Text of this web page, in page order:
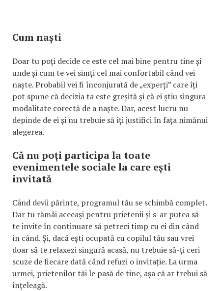
Cum naști
Doar tu poți decide ce este cel mai bine pentru tine și
unde și cum te vei simți cel mai confortabil când vei
naște. Probabil vei fi înconjurată de „experți” care îți
pot spune că decizia ta este greșită și că ei știu singura
modalitate corectă de a naște. Dar, acest lucru nu
depinde de ei și nu trebuie să îți justifici în fața nimănui
alegerea.
Că nu poți participa la toate
evenimentele sociale la care ești
invitată
Când devii părinte, programul tău se schimbă complet.
Dar tu rămâi aceeași pentru prietenii și s-ar putea să
te invite în continuare să petreci timp cu ei din când
în când. Și, dacă ești ocupată cu copilul tău sau vrei
doar să te relaxezi singură acasă, nu trebuie să-ți ceri
scuze de fiecare dată când refuzi o invitație. La urma
urmei, prietenilor tăi le pasă de tine, așa că ar trebui să
înțeleagă.